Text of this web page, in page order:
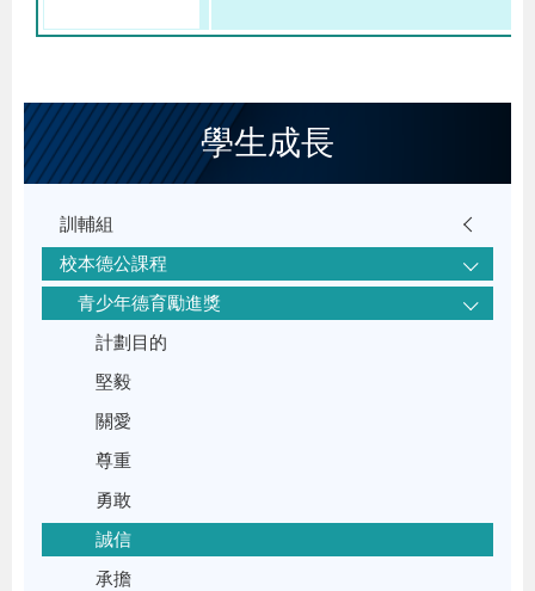
學生成長
訓輔組
校本德公課程
青少年德育勵進獎
計劃目的
堅毅
關愛
尊重
勇敢
誠信
承擔